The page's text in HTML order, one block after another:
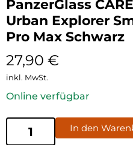
PanzerGlass
Urban Explorer
Pro Max Schwarz
27,90 €
inkl. MwSt.
Online verfügbar
In den